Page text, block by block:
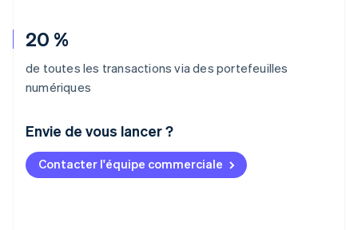
20 %
de toutes les transactions via des portefeuilles
numériques
Envie de vous lancer ?
Contacter l'équipe commerciale
Allemagne